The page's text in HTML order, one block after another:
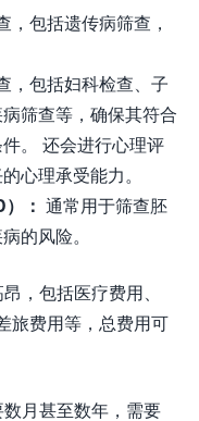
，包括遗传病筛查，
，包括妇科检查、子
筛查等，确保其符合
。 还会进行心理评
心理承受能力。
： 通常用于筛查胚
的风险。
，包括医疗费用、
旅费用等，总费用可
月甚至数年，需要